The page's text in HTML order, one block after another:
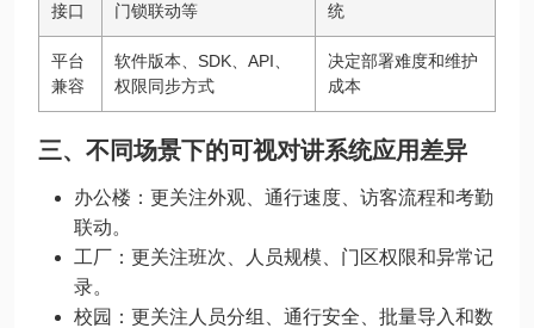
接口
门锁联动等
统
平台
兼容
软件版本、SDK、API、
权限同步方式
决定部署难度和维护
成本
三、不同场景下的可视对讲系统应用差异
办公楼：更关注外观、通行速度、访客流程和考勤
联动。
工厂：更关注班次、人员规模、门区权限和异常记
录。
校园：更关注人员分组、通行安全、批量导入和数